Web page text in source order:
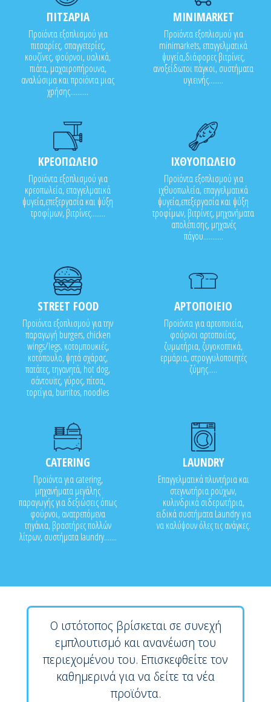
ΠΙΤΣΑΡΙΑ
Προϊόντα εξοπλισμού για
πιτσαρίες, σπαγγετερίες,
κουζίνες, φούρνοι, υαλικά,
πιάτα, μαχαιροπήρουνα,
αναλώσιμα και προϊόντα μιας
χρήσης..........
MINIMARKET
Προϊόντα εξοπλισμού για
minimarkets, επαγγελματικά
ψυγεία,διάφορες βιτρίνες,
ανοξείδωτοι πάγκοι, συστήματα
υγιεινής........
ΚΡΕΟΠΩΛΕΙΟ
Προϊόντα εξοπλισμού για
κρεοπωλεία, επαγγελματικά
ψυγεία,επεξεργασία και ψύξη
τροφίμων, βιτρίνες........
ΙΧΘΥΟΠΩΛΕΙΟ
Προϊόντα εξοπλισμού για
ιχθυοπωλεία, επαγγελματικά
ψυγεία,επεξεργασία και ψύξη
τροφίμων, βιτρίνες, μηχανήματα
απολέπισης, μηχανές
πάγου...........
STREET FOOD
Προϊόντα εξοπλισμού για την
παραγωγή burgers, chicken
wings/legs, κοτομπουκιές,
κοτόπουλο, ψητά σχάρας,
πατάτες, τηγανητά, hot dog,
σάντουϊτς, γύρος, πίτσα,
τορτίγια, burritos, noodles
ΑΡΤΟΠΟΙΕΙΟ
Προϊόντα για αρτοποιεία,
φούρνοι αρτοποιίας,
ζυμωτήρια, ζυγοκοπτικά,
ερμάρια, στρογγυλοποιητές
ζύμης.....
CATERING
Προϊόντα για catering,
μηχανήματα μεγάλης
παραγωγής για δεξιώσεις όπως
φούρνοι, ανατρεπόμενα
τηγάνια, βραστήρες πολλών
λίτρων, συστήματα laundry.......
LAUNDRY
Επαγγελματικά πλυντήρια και
στεγνωτήρια ρούχων,
κυλινδρικά σιδερωτήρια,
ειδικά συστήματα Laundry για
να καλύψουν όλες τις ανάγκες.
Ο ιστότοπος βρίσκεται σε συνεχή
εμπλουτισμό και ανανέωση του
περιεχομένου του. Επισκεφθείτε τον
καθημερινά για να δείτε τα νέα
προϊόντα.